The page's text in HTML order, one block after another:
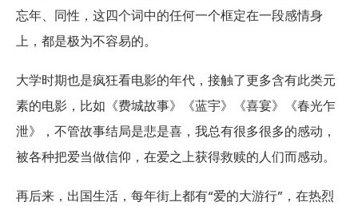
忘年、同性，这四个词中的任何一个框定在一段感情身
上，都是极为不容易的。
大学时期也是疯狂看电影的年代，接触了更多含有此类元
素的电影，比如《费城故事》《蓝宇》《喜宴》《春光乍
泄》，不管故事结局是悲是喜，我总有很多很多的感动，
被各种把爱当做信仰，在爱之上获得救赎的人们而感动。
再后来，出国生活，每年街上都有“爱的大游行”，在热烈